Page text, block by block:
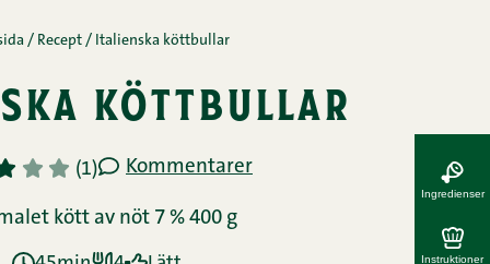
/ Recept / Italienska köttbullar
köttbullar
3 4 5 (1) Kommentarer
kött av nöt 7 % 400 g
Ingredienser
Instruktioner